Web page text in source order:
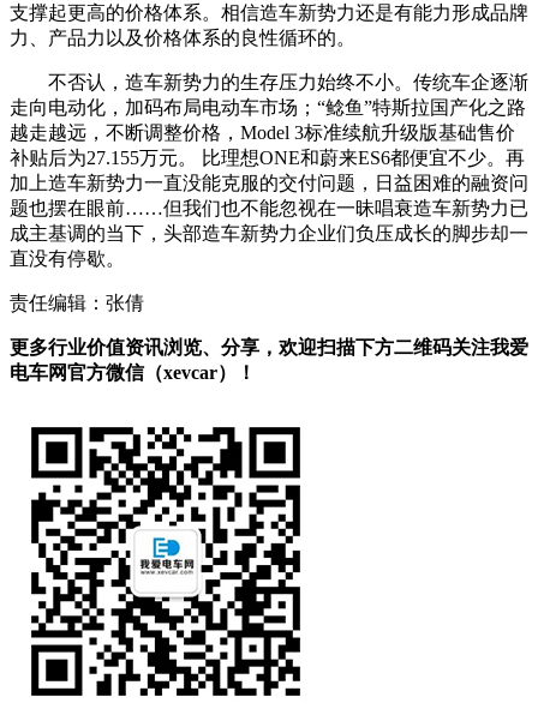
支撑起更高的价格体系。相信造车新势力还是有能力形成品牌
力、产品力以及价格体系的良性循环的。
不否认，造车新势力的生存压力始终不小。传统车企逐渐
走向电动化，加码布局电动车市场；“鲶鱼”特斯拉国产化之路
越走越远，不断调整价格，Model 3标准续航升级版基础售价
补贴后为27.155万元。 比理想ONE和蔚来ES6都便宜不少。再
加上造车新势力一直没能克服的交付问题，日益困难的融资问
题也摆在眼前……但我们也不能忽视在一昧唱衰造车新势力已
成主基调的当下，头部造车新势力企业们负压成长的脚步却一
直没有停歇。
责任编辑：张倩
更多行业价值资讯浏览、分享，欢迎扫描下方二维码关注我爱
电车网官方微信（xevcar）！